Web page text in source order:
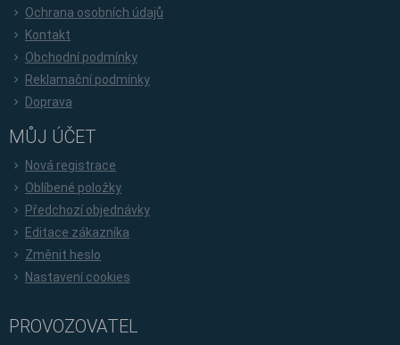
Ochrana osobních údajů
Kontakt
Obchodní podmínky
Reklamační podmínky
Doprava
MŮJ ÚČET
Nová registrace
Oblíbené položky
Předchozí objednávky
Editace zákazníka
Změnit heslo
Nastavení cookies
PROVOZOVATEL